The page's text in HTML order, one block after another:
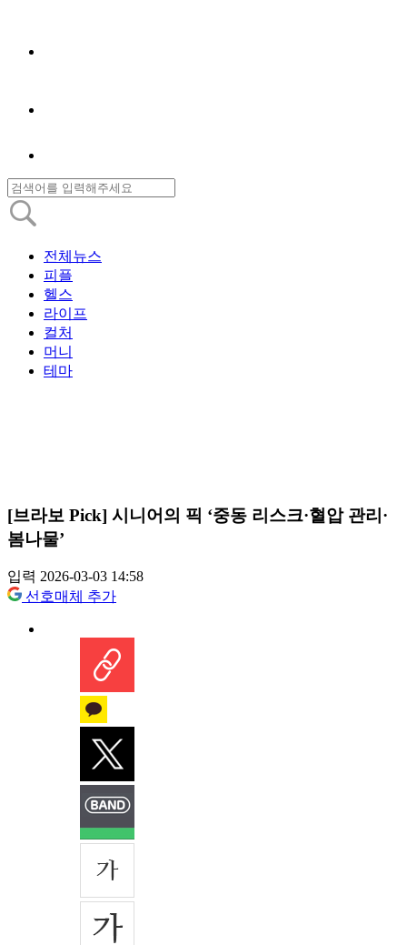
전체뉴스
피플
헬스
라이프
컬처
머니
테마
[브라보 Pick] 시니어의 픽 ‘중동 리스크·혈압 관리·
봄나물’
입력 2026-03-03 14:58
선호매체 추가